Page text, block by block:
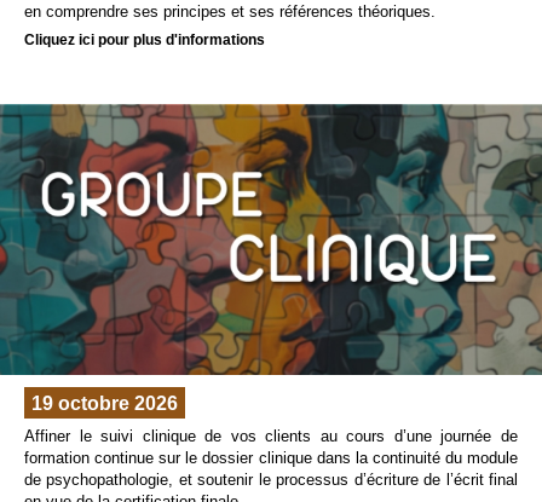
en comprendre ses principes et ses références théoriques.
Cliquez ici pour plus d'informations
19 octobre 2026
Affiner le suivi clinique de vos clients au cours d’une journée de
formation continue sur le dossier clinique dans la continuité du module
de psychopathologie, et soutenir le processus d’écriture de l’écrit final